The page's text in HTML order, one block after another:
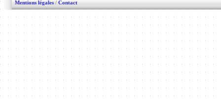
Mentions légales / Contact